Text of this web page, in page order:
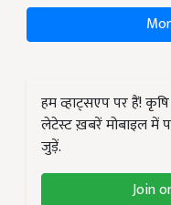
हम व्हाट्सएप पर हैं!
लेटेस्ट ख़बरें मोबाइल में
जुड़ें.
Join